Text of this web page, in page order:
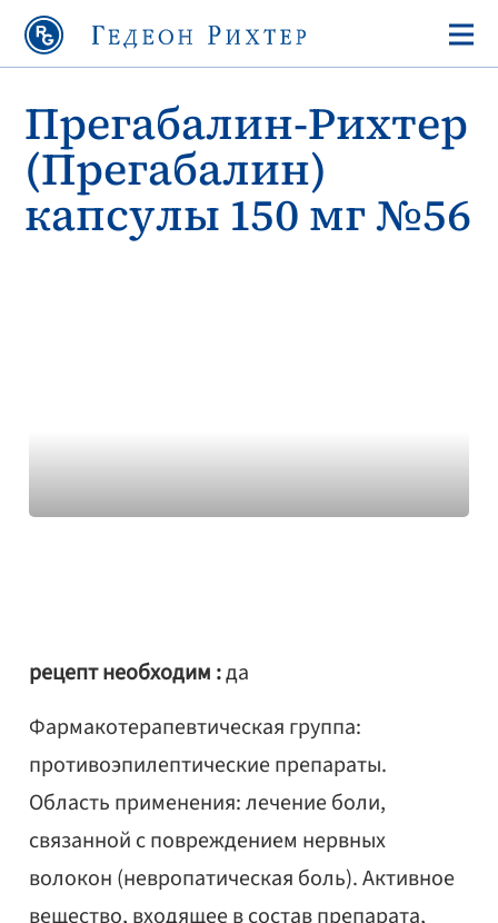
Прегабалин-Рихтер
(Прегабалин)
капсулы 150 мг №56
рецепт необходим :да
Фармакотерапевтическая группа:
противоэпилептические препараты.
Область применения: лечение боли,
связанной с повреждением нервных
волокон (невропатическая боль). Активное
вещество, входящее в состав препарата,